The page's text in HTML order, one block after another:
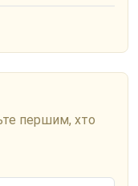
першим, хто